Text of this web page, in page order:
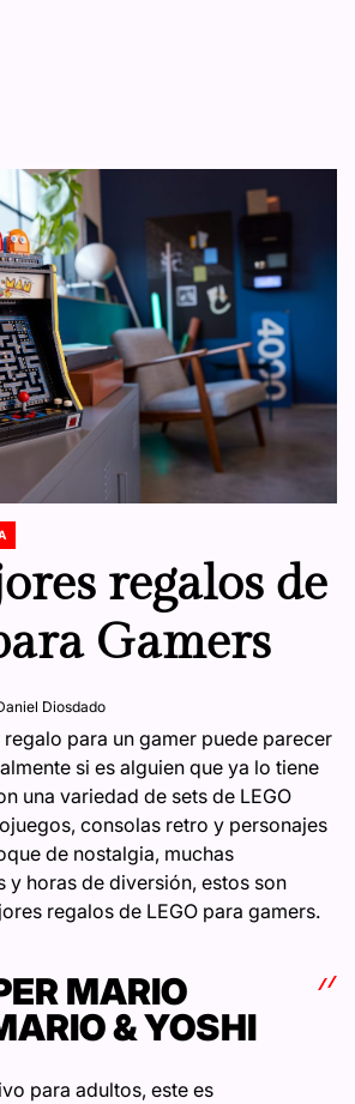
regalos de
Gamers
Diosdado
para un gamer puede parecer
si es alguien que ya lo tiene
una variedad de sets de LEGO
consolas retro y personajes
de nostalgia, muchas
y horas de diversión, estos son
regalos de LEGO para gamers.
MARIO
& YOSHI
para adultos, este es